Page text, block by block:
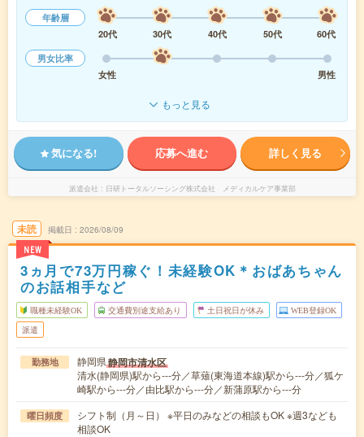
年齢層
20代
30代 40代 50代
60代
男女比率
女性
男性
もっと見る
気になる! 応募へ進む 詳しく見る
派遣会社 日研トータルソーシング株式会社 メディカルケア事業部
未読
NEW
掲載日 2026/08/09
3ヵ月で73万円稼ぐ！未経験OK＊おばあちゃん
のお話相手など
職種未経験OK 交通費別途支給あり 土日祝日が休み WEB登録OK
派遣
勤務地 静岡県静岡市清水区
清水(静岡県)駅から---分／草薙(東海道本線)駅から---分／狐ケ
崎駅から---分／由比駅から---分／新蒲原駅から---分
曜日頻度
シフト制（月～日） ※平日のみなどの相談もOK ※週3なども
相談OK